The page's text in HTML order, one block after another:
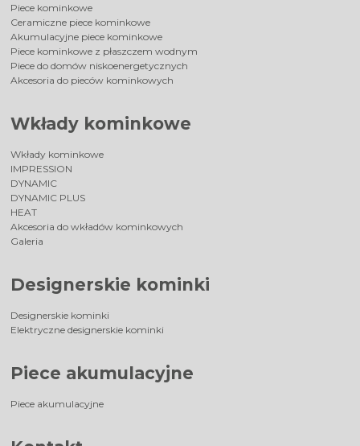
Piece kominkowe
Ceramiczne piece kominkowe
Akumulacyjne piece kominkowe
Piece kominkowe z płaszczem wodnym
Piece do domów niskoenergetycznych
Akcesoria do pieców kominkowych
Wkłady kominkowe
Wkłady kominkowe
IMPRESSION
DYNAMIC
DYNAMIC PLUS
HEAT
Akcesoria do wkładów kominkowych
Galeria
Designerskie kominki
Designerskie kominki
Elektryczne designerskie kominki
Piece akumulacyjne
Piece akumulacyjne